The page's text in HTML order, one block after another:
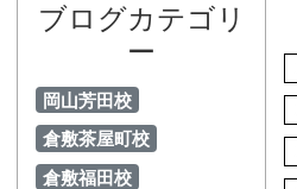
ブログカテゴリ
ー
岡山芳田校
倉敷茶屋町校
倉敷福田校